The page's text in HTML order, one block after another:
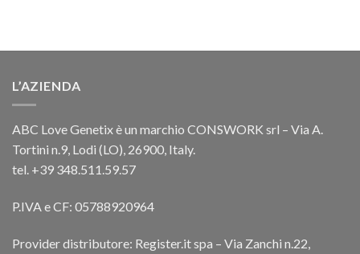
L’AZIENDA
ABC Love Genetix è un marchio CONSWORK srl – Via A.
Tortini n.9, Lodi (LO), 26900, Italy.
tel. +39 348.511.59.57
P.IVA e CF: 05788920964
Provider distributore: Register.it spa – Via Zanchi n.22,